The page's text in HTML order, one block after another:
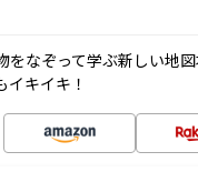
をなぞって学ぶ新しい地
キイキ！